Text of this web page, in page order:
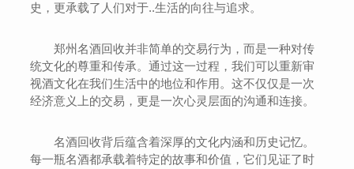
史，更承载了人们对于..生活的向往与追求。
郑州名酒回收并非简单的交易行为，而是一种对传
统文化的尊重和传承。通过这一过程，我们可以重新审
视酒文化在我们生活中的地位和作用。这不仅仅是一次
经济意义上的交易，更是一次心灵层面的沟通和连接。
名酒回收背后蕴含着深厚的文化内涵和历史记忆。
每一瓶名酒都承载着特定的故事和价值，它们见证了时